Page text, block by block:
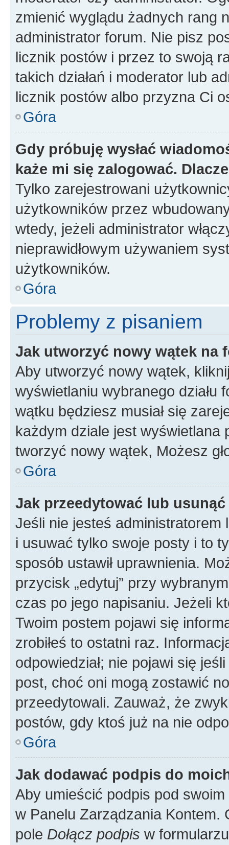
zmienić wyglądu żadnych rang
administrator forum. Nie pisz
licznik postów i przez to swoją
takich działań i moderator lub
licznik postów albo przyzna Ci
Góra
Gdy próbuję wysłać
każe mi się zalogować.
Tylko zarejestrowani
użytkowników przez
wtedy, jeżeli administrator
nieprawidłowym używaniem
użytkowników.
Góra
Problemy z pisaniem
Jak utworzyć nowy wątek na
Aby utworzyć nowy wątek,
wyświetlaniu wybranego działu
wątku będziesz musiał się
każdym dziale jest wyświetlana
tworzyć nowy wątek, Możesz
Góra
Jak przeedytować lub
Jeśli nie jesteś
i usuwać tylko swoje posty i to
sposób ustawił uprawnienia.
przycisk „edytuj” przy
czas po jego napisaniu. Jeżeli
Twoim postem pojawi się
zrobiłeś to ostatni raz.
odpowiedział; nie pojawi się
post, choć oni mogą zostawić
przeedytowali. Zauważ, że
postów, gdy ktoś już na nie
Góra
Jak dodawać podpis do
Aby umieścić podpis pod
w Panelu Zarządzania
pole Dołącz podpis w